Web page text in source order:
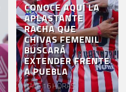
CONOCE AQUÍ LA
APLASTANTE
RACHA QUE
CHIVAS FEMENIL
BUSCARÁ
EXTENDER FRENTE
A PUEBLA
HACE 16 HORAS